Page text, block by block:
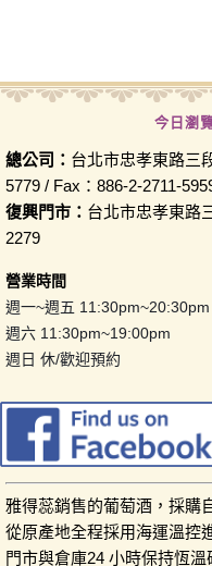
今日瀏
總公司： 台北市忠孝東路三
5779 / Fax：886-2-2711-
復興門市： 台北市忠孝東路
2279
營業時間
週一~週五 11:30pm~20:30pm
週六 11:30pm~19:00pm
週日 休/歡迎預約
雅得蕊銷售的葡萄酒，採購
從原產地全程採用海運溫控
門市與倉庫24 小時保持恆